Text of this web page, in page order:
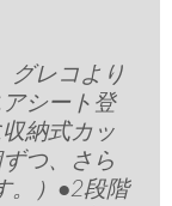
グレコより
シート登
納式カッ
つ、さら
。）●2段階